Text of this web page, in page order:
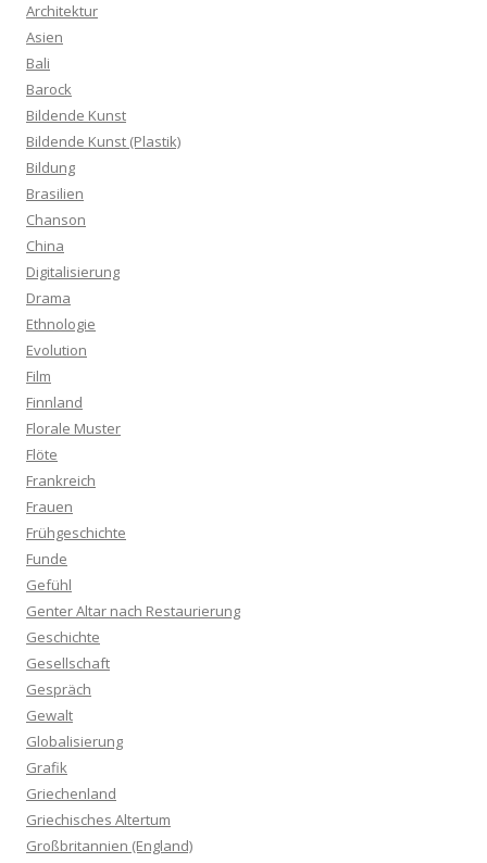
Architektur
Asien
Bali
Barock
Bildende Kunst
Bildende Kunst (Plastik)
Bildung
Brasilien
Chanson
China
Digitalisierung
Drama
Ethnologie
Evolution
Film
Finnland
Florale Muster
Flöte
Frankreich
Frauen
Frühgeschichte
Funde
Gefühl
Genter Altar nach Restaurierung
Geschichte
Gesellschaft
Gespräch
Gewalt
Globalisierung
Grafik
Griechenland
Griechisches Altertum
Großbritannien (England)